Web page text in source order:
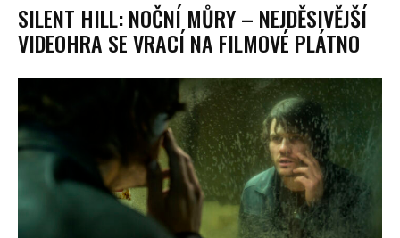
SILENT HILL: NOČNÍ MŮRY – NEJDĚSIVĚJŠÍ
VIDEOHRA SE VRACÍ NA FILMOVÉ PLÁTNO